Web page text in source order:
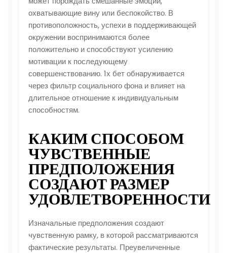
охватывающие вину или беспокойство. В
противоположность, успехи в поддерживающей
окружении воспринимаются более
положительно и способствуют усилению
мотивации к последующему
совершенствованию. 1х бет обнаруживается
через фильтр социального фона и влияет на
длительное отношение к индивидуальным
способностям.
КАКИМ СПОСОБОМ
ЧУВСТВЕННЫЕ
ПРЕДПОЛОЖЕНИЯ
СОЗДАЮТ РАЗМЕР
УДОВЛЕТВОРЕННОСТИ
Изначальные предположения создают
чувственную рамку, в которой рассматриваются
фактические результаты. Преувеличенные